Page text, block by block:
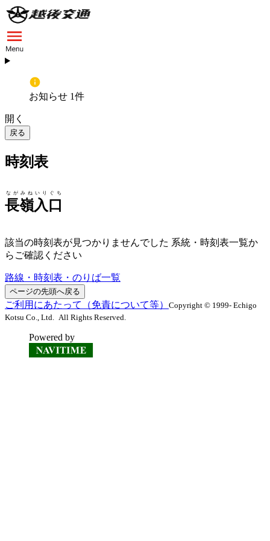
お知らせ 1件
開く
戻る
時刻表
長嶺入口
ながみねいりぐち
該当の時刻表が見つかりませんでした 系統・時刻表一覧か
らご確認ください
路線・時刻表・のりば一覧
ページの先頭へ戻る
ご利用にあたって（免責について等） Copyright © 1999- Echigo
Kotsu Co., Ltd. All Rights Reserved.
Powered by